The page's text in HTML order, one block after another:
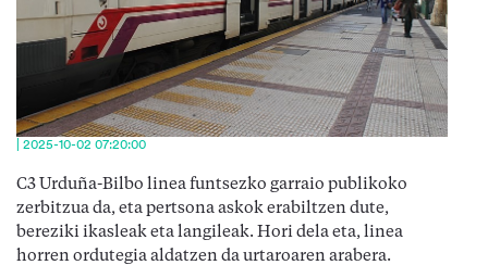
| 2025-10-02 07:20:00
C3 Urduña-Bilbo linea funtsezko garraio publikoko
zerbitzua da, eta pertsona askok erabiltzen dute,
bereziki ikasleak eta langileak. Hori dela eta, linea
horren ordutegia aldatzen da urtaroaren arabera.